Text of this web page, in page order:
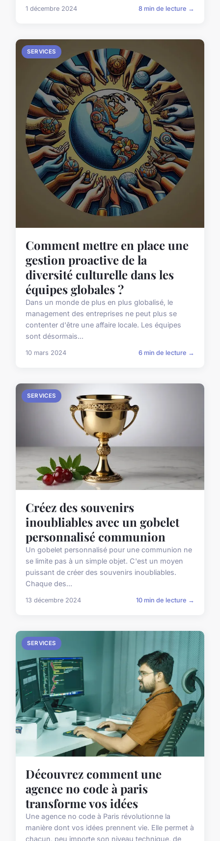
1 décembre 2024 8 min de lecture →
SERVICES
Comment mettre en place une
gestion proactive de la
diversité culturelle dans les
équipes globales ?
Dans un monde de plus en plus globalisé, le
management des entreprises ne peut plus se
contenter d'être une affaire locale. Les équipes
sont désormais...
10 mars 2024 6 min de lecture →
SERVICES
Créez des souvenirs
inoubliables avec un gobelet
personnalisé communion
Un gobelet personnalisé pour une communion ne
se limite pas à un simple objet. C'est un moyen
puissant de créer des souvenirs inoubliables.
Chaque des...
13 décembre 2024 10 min de lecture →
SERVICES
Découvrez comment une
agence no code à paris
transforme vos idées
Une agence no code à Paris révolutionne la
manière dont vos idées prennent vie. Elle permet à
chacun, peu importe son niveau technique, de